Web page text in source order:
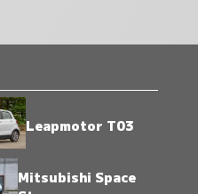
Leapmotor T03
Mitsubishi Space